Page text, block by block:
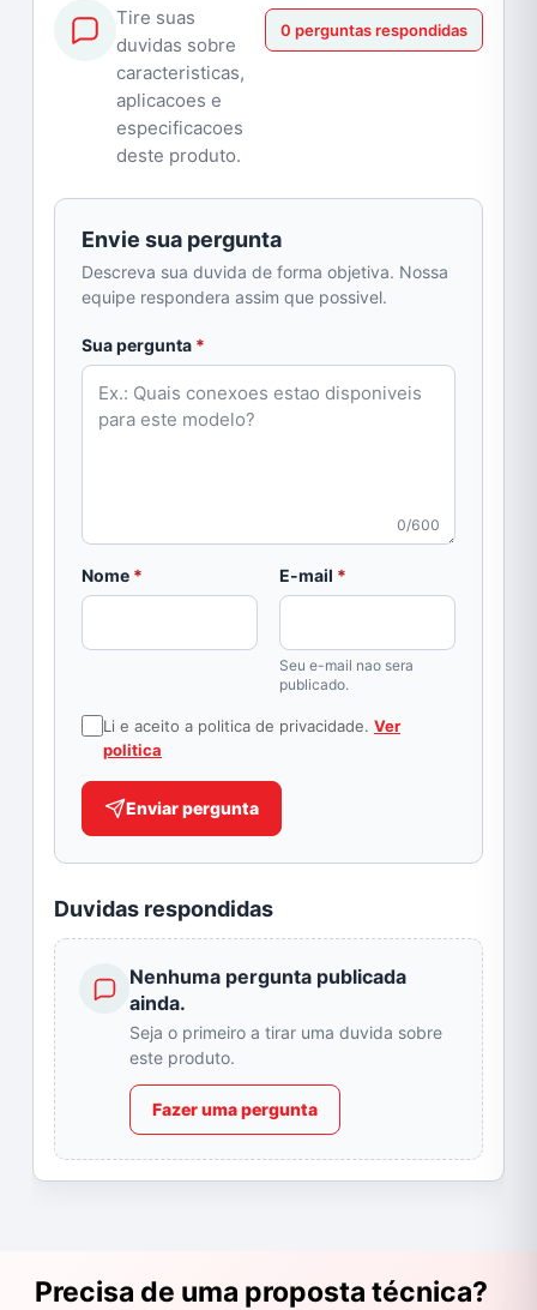
Tire suas
duvidas sobre
caracteristicas,
aplicacoes e
especificacoes
deste produto.
0 perguntas respondidas
Envie sua pergunta
Descreva sua duvida de forma objetiva. Nossa
equipe respondera assim que possivel.
Sua pergunta *
0/600
Nome * E-mail *
Seu e-mail nao sera
publicado.
Li e aceito a politica de privacidade. Ver
politica
Enviar pergunta
Duvidas respondidas
Nenhuma pergunta publicada
ainda.
Seja o primeiro a tirar uma duvida sobre
este produto.
Fazer uma pergunta
Precisa de uma proposta técnica?